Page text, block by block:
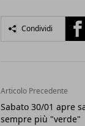
Condividi
Articolo Precedente
Sabato 30/01 apre
sempre più "verde"